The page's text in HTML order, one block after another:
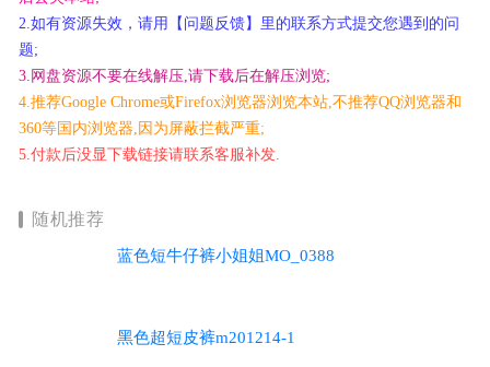
2.如有资源失效，请用【问题反馈】里的联系方式提交您遇到的问
题;
3.网盘资源不要在线解压,请下载后在解压浏览;
4.推荐Google Chrome或Firefox浏览器浏览本站,不推荐QQ浏览器和
360等国内浏览器,因为屏蔽拦截严重;
5.付款后没显下载链接请联系客服补发.
随机推荐
蓝色短牛仔裤小姐姐MO_0388
黑色超短皮裤m201214-1